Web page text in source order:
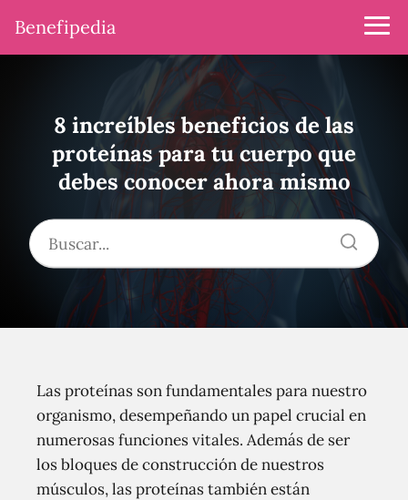
Benefipedia
8 increíbles beneficios de las
proteínas para tu cuerpo que
debes conocer ahora mismo
Las proteínas son fundamentales para nuestro
organismo, desempeñando un papel crucial en
numerosas funciones vitales. Además de ser
los bloques de construcción de nuestros
músculos, las proteínas también están